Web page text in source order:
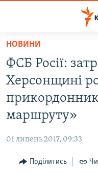
Перейти
основного
матеріалу
Перейти
до
основної
Перейти
пошуку
ВІДЕО ТА ФОТО
ІНТЕРВ'Ю
НОВИНИ
ФСБ Росії:
Херсонщині
маршруту»
01 липень 2017, 09:33
Поділитись